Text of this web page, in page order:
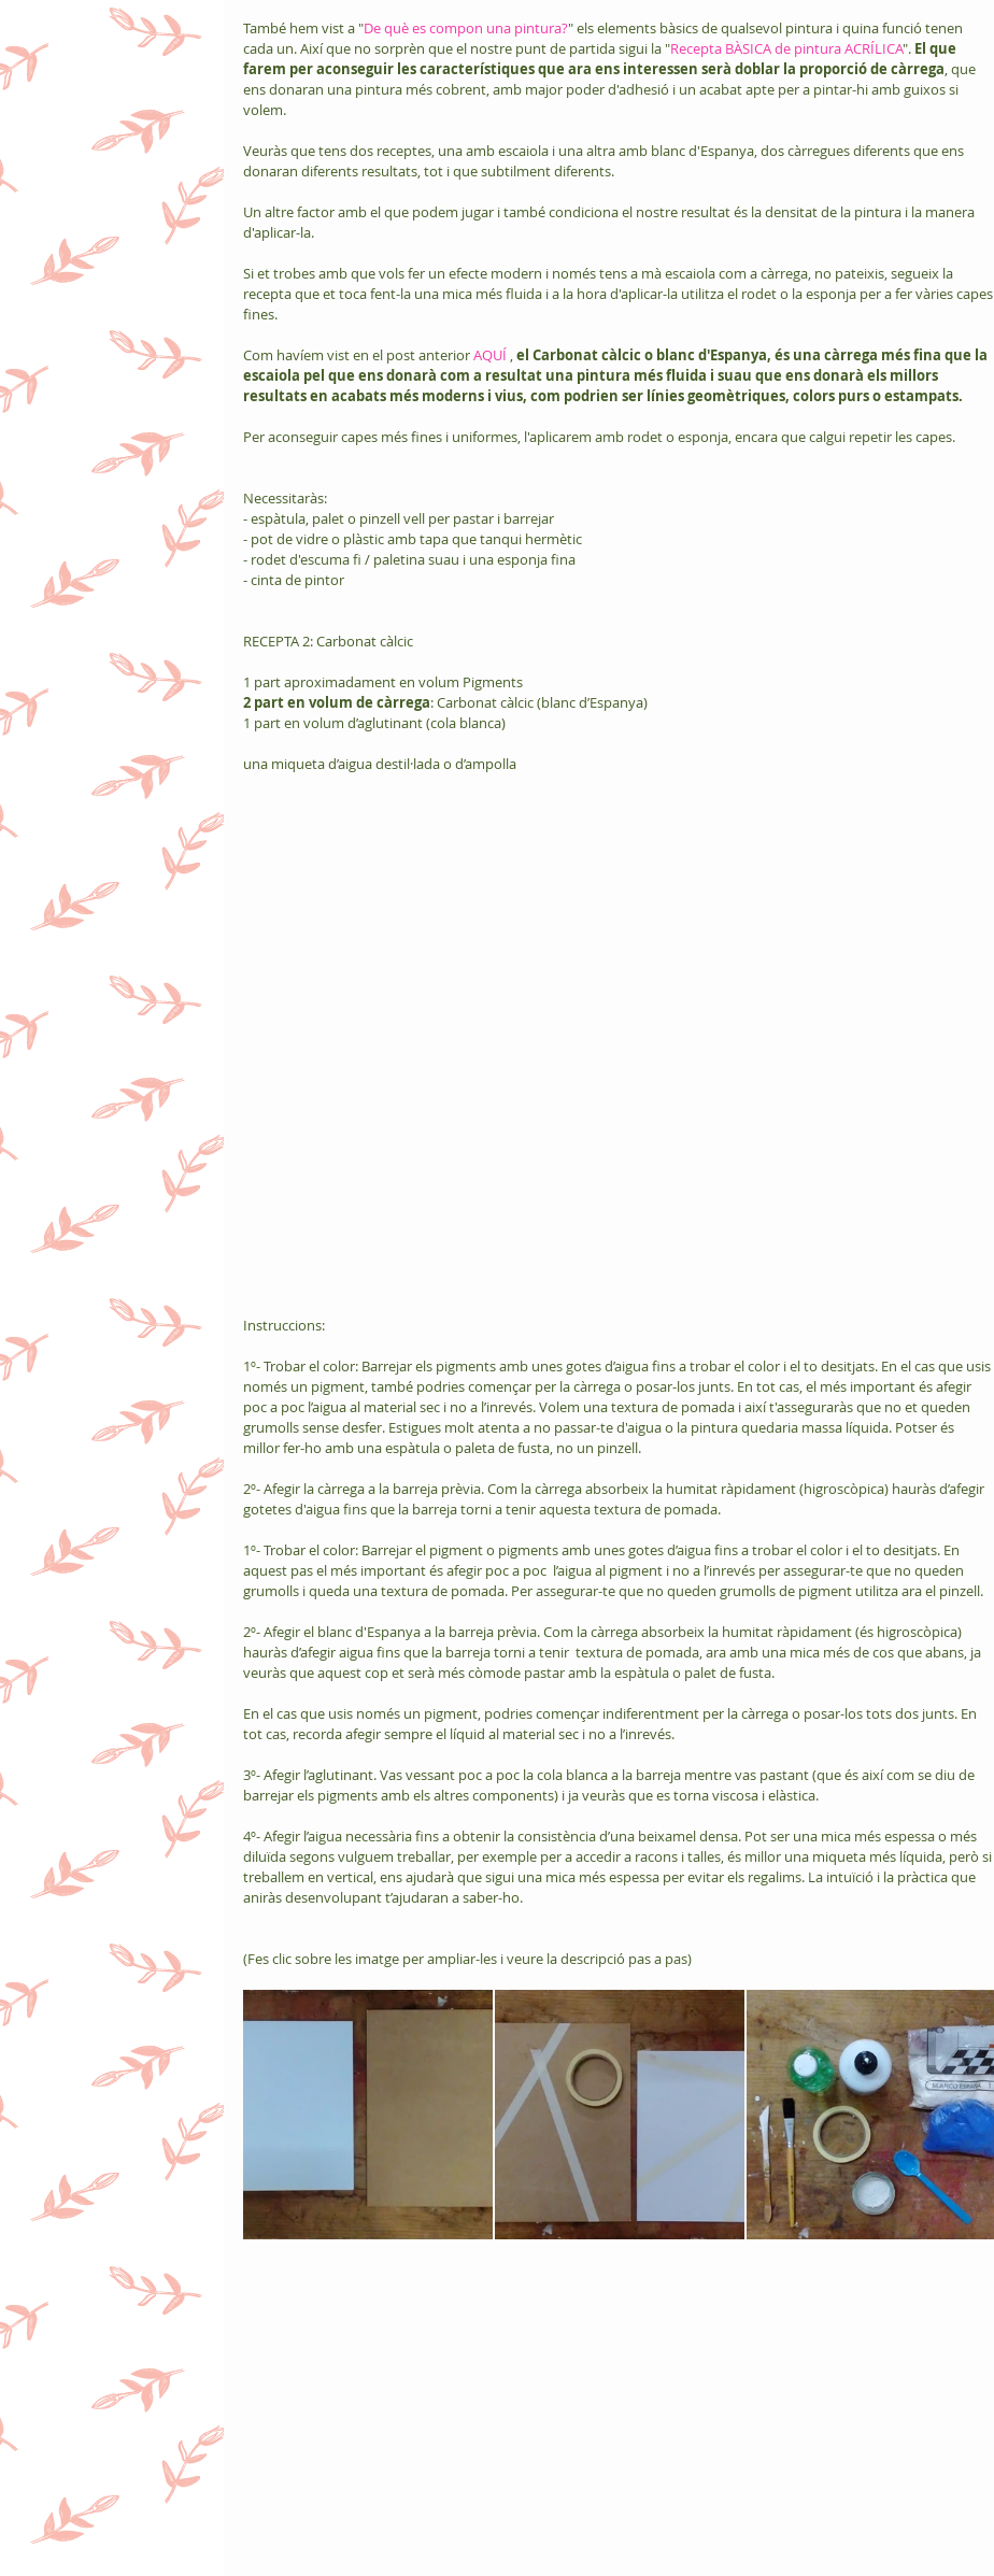
També hem vist a "De què es compon una pintura?" els elements bàsics de qualsevol pintura i quina funció tenen
cada un. Així que no sorprèn que el nostre punt de partida sigui la "Recepta BÀSICA de pintura ACRÍLICA". El que
farem per aconseguir les característiques que ara ens interessen serà doblar la proporció de càrrega, que
ens donaran una pintura més cobrent, amb major poder d'adhesió i un acabat apte per a pintar-hi amb guixos si
volem.
Veuràs que tens dos receptes, una amb escaiola i una altra amb blanc d'Espanya, dos càrregues diferents que ens
donaran diferents resultats, tot i que subtilment diferents.
Un altre factor amb el que podem jugar i també condiciona el nostre resultat és la densitat de la pintura i la manera
d'aplicar-la.
Si et trobes amb que vols fer un efecte modern i només tens a mà escaiola com a càrrega, no pateixis, segueix la
recepta que et toca fent-la una mica més fluida i a la hora d'aplicar-la utilitza el rodet o la esponja per a fer vàries capes
fines.
Com havíem vist en el post anterior AQUÍ , el Carbonat càlcic o blanc d'Espanya, és una càrrega més fina que la
escaiola pel que ens donarà com a resultat una pintura més fluida i suau que ens donarà els millors
resultats en acabats més moderns i vius, com podrien ser línies geomètriques, colors purs o estampats.
Per aconseguir capes més fines i uniformes, l'aplicarem amb rodet o esponja, encara que calgui repetir les capes.
Necessitaràs:
- espàtula, palet o pinzell vell per pastar i barrejar
- pot de vidre o plàstic amb tapa que tanqui hermètic
- rodet d'escuma fi / paletina suau i una esponja fina
- cinta de pintor
RECEPTA 2: Carbonat càlcic
1 part aproximadament en volum Pigments
2 part en volum de càrrega: Carbonat càlcic (blanc d’Espanya)
1 part en volum d’aglutinant (cola blanca)
una miqueta d’aigua destil·lada o d’ampolla
Instruccions:
1º- Trobar el color: Barrejar els pigments amb unes gotes d’aigua fins a trobar el color i el to desitjats. En el cas que usis
només un pigment, també podries començar per la càrrega o posar-los junts. En tot cas, el més important és afegir
poc a poc l’aigua al material sec i no a l’inrevés. Volem una textura de pomada i així t'asseguraràs que no et queden
grumolls sense desfer. Estigues molt atenta a no passar-te d'aigua o la pintura quedaria massa líquida. Potser és
millor fer-ho amb una espàtula o paleta de fusta, no un pinzell.
2º- Afegir la càrrega a la barreja prèvia. Com la càrrega absorbeix la humitat ràpidament (higroscòpica) hauràs d’afegir
gotetes d'aigua fins que la barreja torni a tenir aquesta textura de pomada.
1º- Trobar el color: Barrejar el pigment o pigments amb unes gotes d’aigua fins a trobar el color i el to desitjats. En
aquest pas el més important és afegir poc a poc  l’aigua al pigment i no a l’inrevés per assegurar-te que no queden
grumolls i queda una textura de pomada. Per assegurar-te que no queden grumolls de pigment utilitza ara el pinzell.
2º- Afegir el blanc d'Espanya a la barreja prèvia. Com la càrrega absorbeix la humitat ràpidament (és higroscòpica)
hauràs d’afegir aigua fins que la barreja torni a tenir  textura de pomada, ara amb una mica més de cos que abans, ja
veuràs que aquest cop et serà més còmode pastar amb la espàtula o palet de fusta.
En el cas que usis només un pigment, podries començar indiferentment per la càrrega o posar-los tots dos junts. En
tot cas, recorda afegir sempre el líquid al material sec i no a l’inrevés.
3º- Afegir l’aglutinant. Vas vessant poc a poc la cola blanca a la barreja mentre vas pastant (que és així com se diu de
barrejar els pigments amb els altres components) i ja veuràs que es torna viscosa i elàstica.
4º- Afegir l’aigua necessària fins a obtenir la consistència d’una beixamel densa. Pot ser una mica més espessa o més
diluïda segons vulguem treballar, per exemple per a accedir a racons i talles, és millor una miqueta més líquida, però si
treballem en vertical, ens ajudarà que sigui una mica més espessa per evitar els regalims. La intuïció i la pràctica que
aniràs desenvolupant t’ajudaran a saber-ho.
(Fes clic sobre les imatge per ampliar-les i veure la descripció pas a pas)